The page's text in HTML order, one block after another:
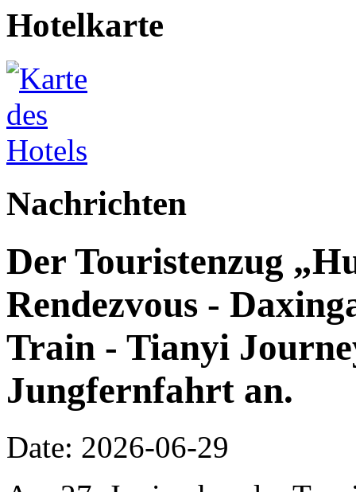
Hotelkarte
Nachrichten
Der Touristenzug
Rendezvous -
Train - Tianyi
Jungfernfahrt an.
Date: 2026-06-29